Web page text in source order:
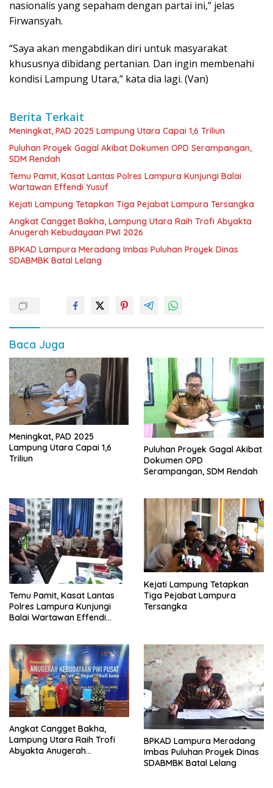
nasionalis yang sepaham dengan partai ini,” jelas
Firwansyah.
“Saya akan mengabdikan diri untuk masyarakat
khususnya dibidang pertanian. Dan ingin membenahi
kondisi Lampung Utara,” kata dia lagi. (Van)
Berita Terkait
Meningkat, PAD 2025 Lampung Utara Capai 1,6 Triliun
Puluhan Proyek Gagal Akibat Dokumen OPD Serampangan,
SDM Rendah
Temu Pamit, Kasat Lantas Polres Lampura Kunjungi Balai
Wartawan Effendi Yusuf
Kejati Lampung Tetapkan Tiga Pejabat Lampura Tersangka
Angkat Cangget Bakha, Lampung Utara Raih Trofi Abyakta
Anugerah Kebudayaan PWI 2026
BPKAD Lampura Meradang Imbas Puluhan Proyek Dinas
SDABMBK Batal Lelang
Baca Juga
Meningkat, PAD 2025
Lampung Utara Capai 1,6
Triliun
Puluhan Proyek Gagal Akibat
Dokumen OPD
Serampangan, SDM Rendah
Temu Pamit, Kasat Lantas
Polres Lampura Kunjungi
Balai Wartawan Effendi
Kejati Lampung Tetapkan
Tiga Pejabat Lampura
Tersangka
Angkat Cangget Bakha,
Lampung Utara Raih Trofi
Abyakta Anugerah
BPKAD Lampura Meradang
Imbas Puluhan Proyek Dinas
SDABMBK Batal Lelang